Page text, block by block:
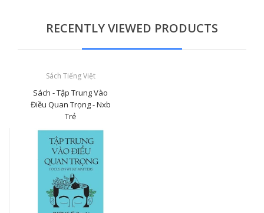
RECENTLY VIEWED PRODUCTS
Sách Tiếng Việt
Sách - Tập Trung Vào
Điều Quan Trọng - Nxb
Trẻ